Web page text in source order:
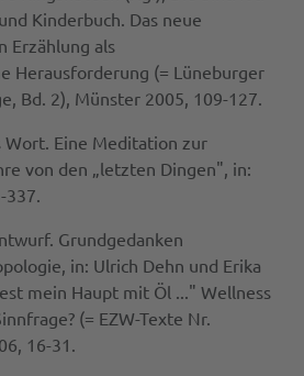
Kinderbuch. Das neue
Erzählung als
Herausforderung (= Lüneburger
Bd. 2), Münster 2005, 109-127.
Wort. Eine Meditation zur
von den „letzten Dingen", in:
337.
Grundgedanken
in: Ulrich Dehn und Erika
mein Haupt mit Öl ..." Wellness
(= EZW-Texte Nr.
16-31.